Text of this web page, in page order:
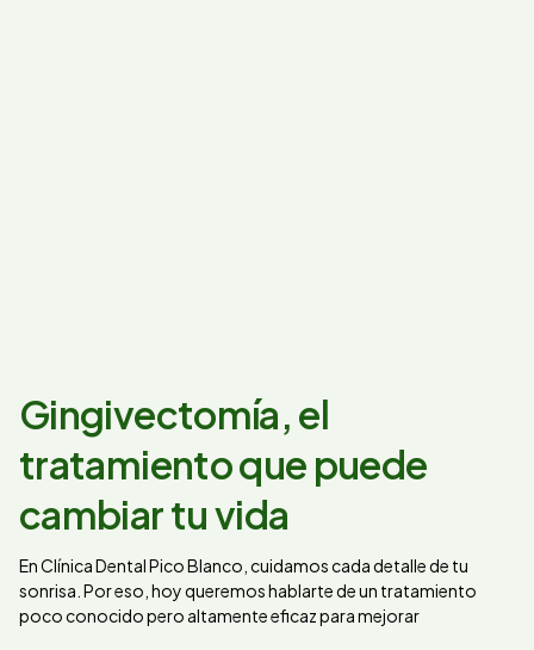
Gingivectomía, el
tratamiento que puede
cambiar tu vida
En Clínica Dental Pico Blanco, cuidamos cada detalle de tu
sonrisa. Por eso, hoy queremos hablarte de un tratamiento
poco conocido pero altamente eficaz para mejorar